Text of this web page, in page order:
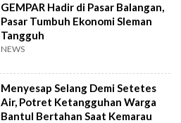
GEMPAR Hadir di Pasar Balangan,
Pasar Tumbuh Ekonomi Sleman
Tangguh
NEWS
Menyesap Selang Demi Setetes
Air, Potret Ketangguhan Warga
Bantul Bertahan Saat Kemarau